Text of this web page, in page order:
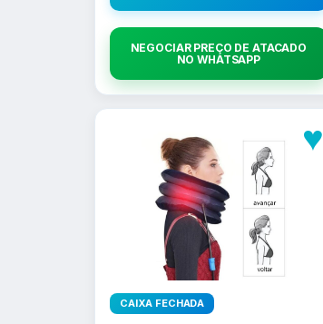
NEGOCIAR PREÇO DE ATACADO
NO WHATSAPP
♥
CAIXA FECHADA